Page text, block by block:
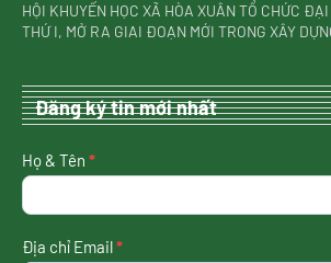
HỘI KHUYẾN HỌC XÃ HÒA XUÂN TỔ CHỨC
THỨ I, MỞ RA GIAI ĐOẠN MỚI TRONG XÂY
Đăng ký tin mới nhất
nhận
tin
nhất
Họ & Tên *
Địa chỉ Email*